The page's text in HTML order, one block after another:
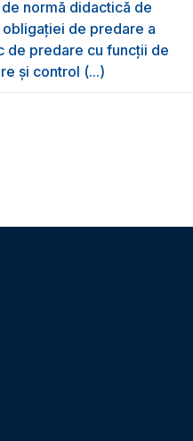
normă didactică de
de predare a
de predare cu funcții de
și control (...)